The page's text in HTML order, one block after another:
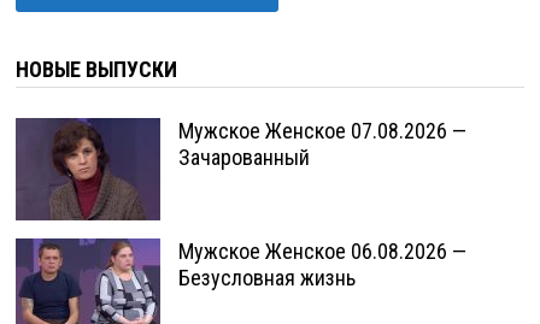
НОВЫЕ ВЫПУСКИ
Мужское Женское 07.08.2026 —
Зачарованный
Мужское Женское 06.08.2026 —
Безусловная жизнь